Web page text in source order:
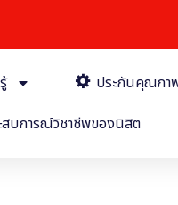
ประกันคุณภา
บการณ์วิชาชีพของนิสิต